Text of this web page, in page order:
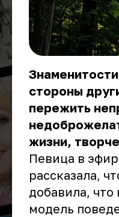
стороны
пережить
жизни,
Певица в
рассказала,
добавила,
модель